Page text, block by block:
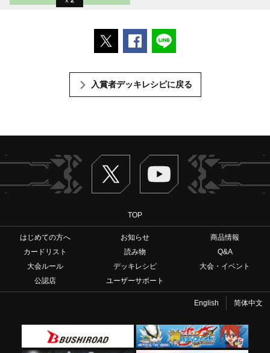
ポストするFacebookでシェアする
入賞者デッキレシピに戻る
Twitter ヴァンガードch
TOP
はじめての方へ お知らせ
商品情報
カードリスト
読み物
Q&A
大会ルール
デッキレシピ
大会・イベント
公認店
ユーザーサポート
English 简体中文